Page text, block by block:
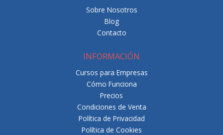
Sobre Nosotros
Blog
Contacto
INFORMACIÓN
Cursos para Empresas
Cómo Funciona
Precios
Condiciones de Venta
Política de Privacidad
Política de Cookies